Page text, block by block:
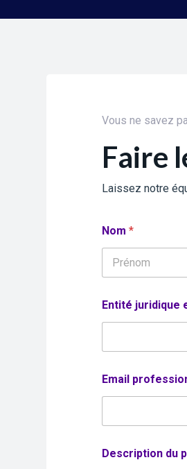
Vous ne savez
Faire
Laissez notre
Nom*
Entité
Email
Description du